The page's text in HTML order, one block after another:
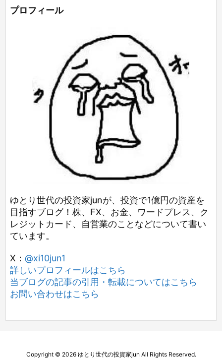
プロフィール
ゆとり世代の投資家junが、投資で1億円の資産を
目指すブログ！株、FX、お金、ワードプレス、ク
レジットカード、自営業のことなどについて書い
ています。
X： @xi10jun1
詳しいプロフィールはこちら
当ブログの記事の引用・転載についてはこちら
お問い合わせはこちら
Copyright © 2026 ゆとり世代の投資家jun All Rights Reserved.